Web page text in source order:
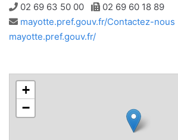
Téléphone
02 69 63 50 00 Télécopie
02 69 60 18 89
Adresse
e-
mayotte.pref.gouv.fr/Contactez-nous
mayotte.pref.gouv.fr/
+
−